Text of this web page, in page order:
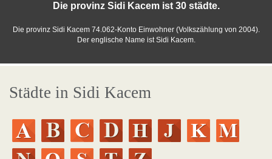
Die provinz Sidi Kacem ist 30 städte.
Die provinz Sidi Kacem 74.062-Konto Einwohner (Volkszählung von 2004).
Der englische Name ist Sidi Kacem.
Städte in Sidi Kacem